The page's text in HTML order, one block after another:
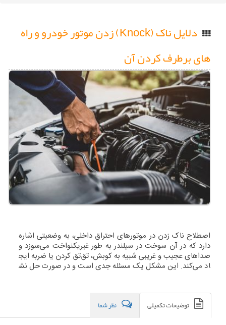
دلایل ناک (Knock) زدن موتور خودرو و راه
های برطرف کردن آن
اصطلاح ناک زدن در موتورهای احتراق داخلی، به وضعیتی اشاره
دارد که در آن سوخت در سیلندر به طور غیریکنواخت می‌سوزد و
صداهای عجیب و غریبی شبیه به کوبش، تق‌تق کردن یا ضربه ایج
اد می‌کند. این مشکل یک مسئله جدی است و در صورت حل نش
توضیحات تکمیلی نظر شما